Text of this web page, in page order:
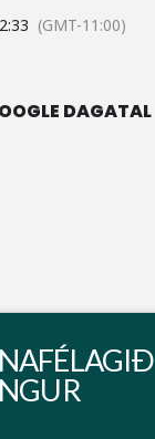
(GMT-11:00)
DAGATAL